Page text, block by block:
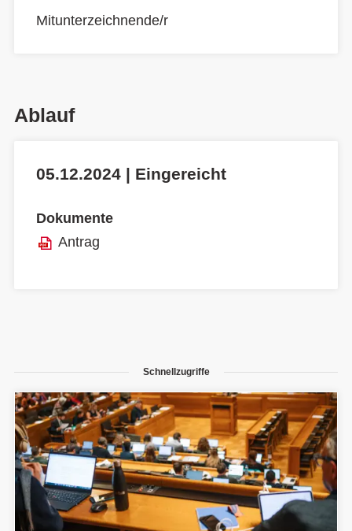
Mitunterzeichnende/r
Ablauf
05.12.2024 | Eingereicht
Dokumente
Antrag
Schnellzugriffe